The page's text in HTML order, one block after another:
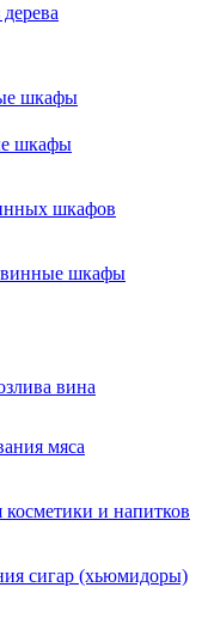
шкафы
шкафы
шкафов
винные шкафы
вина
мяса
и напитков
сигар (хьюмидоры)